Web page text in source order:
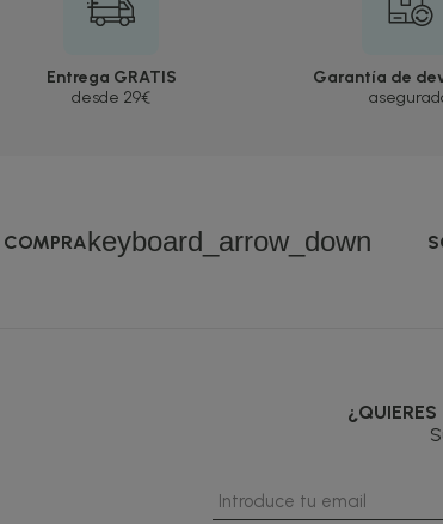
Entrega GRATIS
desde 29€
Garantía de
COMPRAkeyboard_arrow_down